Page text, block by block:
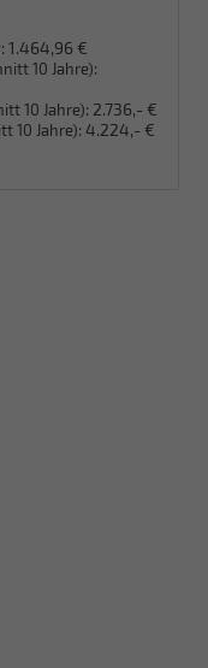
1.464,96 €
10 Jahre):
10 Jahre): 2.736,- €
10 Jahre): 4.224,- €